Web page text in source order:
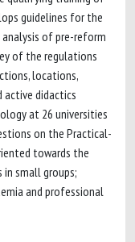
guidelines for the
of pre-reform
of the regulations
locations,
active didactics
at 26 universities
on the Practical-
towards the
small groups;
and professional